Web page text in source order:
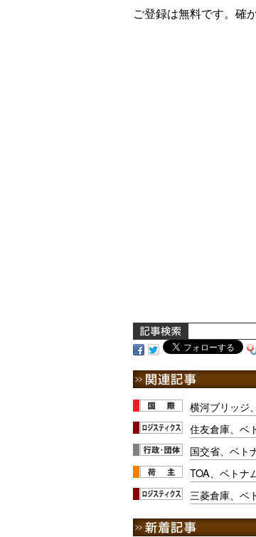
ご登録は無料です。確
横河ブリッジ
住友倉庫、ベ
国交省、ベト
TOA、ベトナ
三菱倉庫、ベ